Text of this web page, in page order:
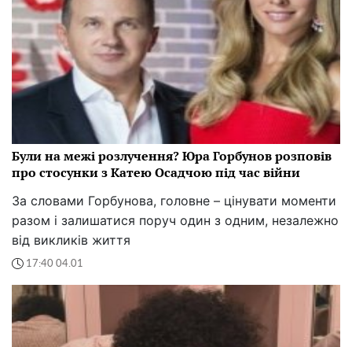
Були на межі розлучення? Юра Горбунов розповів
про стосунки з Катею Осадчою під час війни
За словами Горбунова, головне – цінувати моменти
разом і залишатися поруч один з одним, незалежно
від викликів життя
17:40 04.01